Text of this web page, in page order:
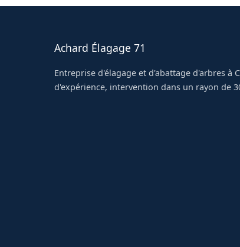
Achard Élagage 71
Entreprise d'élagage et d'abattage d'arbres à
d'expérience, intervention dans un rayon de